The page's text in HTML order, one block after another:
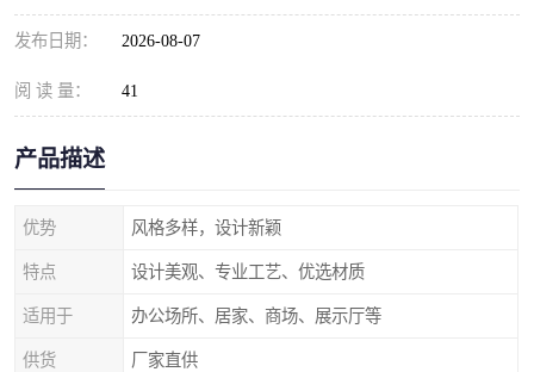
发布日期： 2026-08-07
阅 读 量： 41
产品描述
优势 风格多样，设计新颖
特点 设计美观、专业工艺、优选材质
适用于 办公场所、居家、商场、展示厅等
供货 厂家直供